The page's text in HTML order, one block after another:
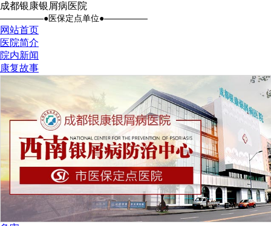
成都银康银屑病医院
●医保定点单位●
网站首页
医院简介
院内新闻
康复故事